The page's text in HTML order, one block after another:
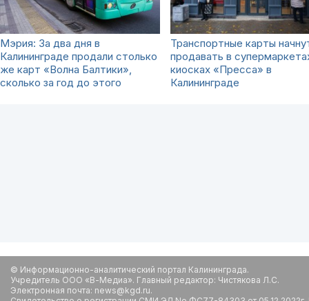
Мэрия: За два дня в
Калининграде продали столько
же карт «Волна Балтики»,
сколько за год до этого
Транспортные карты
продавать в
киосках «Пресса» в
Калининграде
© Информационно-аналитический портал Калининграда.
Учредитель ООО «В-Медиа». Главный редактор: Чистякова Л.С.
Электронная почта: news@kgd.ru.